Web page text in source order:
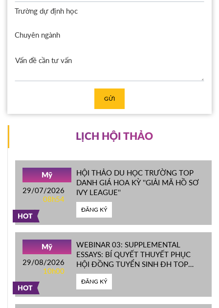
Trường dự định học
Chuyên ngành
GỬI
LỊCH HỘI THẢO
HOT
Mỹ
29/07/2026
08h54
HỘI THẢO DU HỌC TRƯỜNG TOP
DANH GIÁ HOA KỲ ''GIẢI MÃ HỒ SƠ
IVY LEAGUE''
ĐĂNG KÝ
HOT
Mỹ
29/08/2026
10h00
WEBINAR 03: SUPPLEMENTAL
ESSAYS: BÍ QUYẾT THUYẾT PHỤC
HỘI ĐỒNG TUYỂN SINH ĐH TOP
ĐẦU MỸ
ĐĂNG KÝ